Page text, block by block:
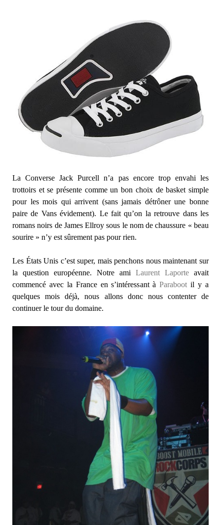
La Converse Jack Purcell n’a pas encore trop envahi les
trottoirs et se présente comme un bon choix de basket simple
pour les mois qui arrivent (sans jamais détrôner une bonne
paire de Vans évidement). Le fait qu’on la retrouve dans les
romans noirs de James Ellroy sous le nom de chaussure « beau
sourire » n’y est sûrement pas pour rien.
Les États Unis c’est super, mais penchons nous maintenant sur
la question européenne. Notre ami Laurent Laporte avait
commencé avec la France en s’intéressant àParabootil y a
quelques mois déjà, nous allons donc nous contenter de
continuer le tour du domaine.